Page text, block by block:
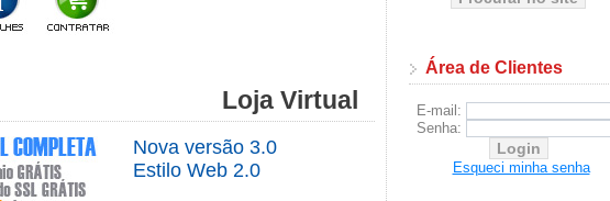
Loja Virtual
Nova versão 3.0
Estilo Web 2.0
Área de Clientes
E-mail:
Senha:
Esqueci minha senha